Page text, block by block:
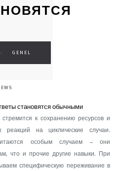
GENEL
становятся обычными
к сохранению ресурсов и
реакций на циклические случаи.
особым случаем – они
что и прочие другие навыки. При
специфическую переживание в